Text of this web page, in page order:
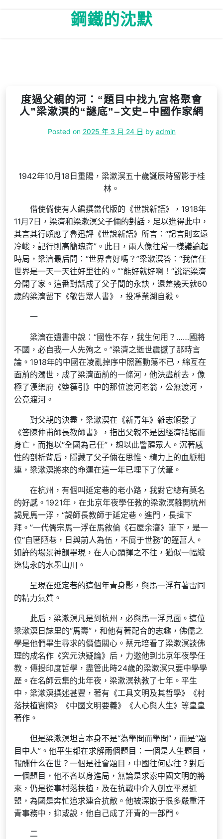
鋼鐵的沈默
度過父親的河：“題目中找九宮格聚會
人”梁漱溟的“謎底”–文史–中國作家網
Posted on 2025 年 3 月 24 日 by admin
1942年10月18日重陽，梁漱溟五十歲誕辰時留影于桂
林。
借使倘使有人編撰當代版的《世說新語》，1918年
11月7日，梁濟和梁漱溟父子倆的對話，足以進得此中，
其言其行頗應了魯迅評《世說新語》所言：“記言則玄遠
冷峻，記行則高簡瑰奇”。此日，兩人像往常一樣議論起
時局，梁濟最后問：“世界會好嗎？”梁漱溟答：“我信任
世界是一天一天往好里往的。”“能好就好啊！”說罷梁濟
分開了家。這番對話成了父子間的永訣，還差幾天就60
歲的梁濟留下《敬告眾人書》，投凈業湖自殺。
一
梁濟在遺書中說：“國性不存，我生何用？……國將
不國，必自我一人先殉之。”梁濟之逝世震撼了那時言
論。1918年的中國在凌亂掉序中照舊動蕩不已，綿亙在
面前的濁世，成了梁濟面前的一條河，他決盡前去，像
極了漢樂府《箜篌引》中的那位渡河老翁，公無渡河，
公竟渡河。
對父親的決盡，梁漱溟在《新青年》雜志頒發了
《答陳仲甫師長教師書》，指出父親不是因經濟拮据而
身亡，而抱以“全國為己任”，想以此警醒眾人。沉著感
性的剖析背后，隱藏了父子倆在思惟、精力上的血脈相
連，梁漱溟將來的命運在這一年已埋下了伏筆。
在杭州，有個叫延定巷的老小路，我對它總有莫名
的好感。1921年，在北京年夜學任教的梁漱溟離開杭州
謁見馬一浮，“謁師長教師于延定巷。進門，長揖下
拜。”一代儒宗馬一浮在馬敘倫《石屋余瀋》筆下，是一
位“自匿陋巷，日與前人為伍，不屑于世務”的蓬菖人。
如許的場景神韻畢現，在人心頭揮之不往，猶似一幅縱
逸雋永的水墨山川。
呈現在延定巷的這個年青身影，與馬一浮有著雷同
的精力氣質。
此后，梁漱溟凡是到杭州，必與馬一浮見面。這位
梁漱溟日誌里的“馬壽”，和他有著配合的志趣，佛儒之
學是他們畢生尋求的價值關心。蔡元培看了梁漱溟談佛
理的成名作《究元決疑論》后，力邀他到北京年夜學任
教，傳授印度哲學，盡管此時24歲的梁漱溟只要中學學
歷。在名師云集的北年夜，梁漱溟執教了七年。平生
中，梁漱溟撰述甚豐，著有《工具文明及其哲學》《村
落扶植實際》《中國文明要義》《人心與人生》等皇皇
著作。
但是梁漱溟坦言本身不是“為學問而學問”，而是“題
目中人”。他平生都在求解兩個題目：一個是人生題目，
報酬什么在世？一個是社會題目，中國往何處往？對后
一個題目，他不吝以身進局，無論是求索中國文明的將
來，仍是從事村落扶植，及在抗戰中介入創立平易近
盟，為國是奔忙追求連合抗敵。他被深嵌于很多嚴重汗
青事務中，抑或說，他自己成了汗青的一部門。
二